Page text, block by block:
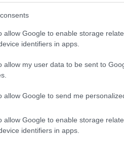
allow Google to enable storage
identifiers in apps.
allow my user data to be sent to
allow Google to send me
allow Google to enable storage
identifiers in apps.
egy
értük